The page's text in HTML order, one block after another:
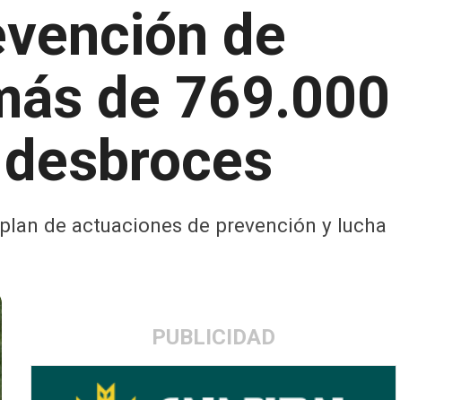
de
de 769.000
de actuaciones de prevención y lucha
PUBLICIDAD